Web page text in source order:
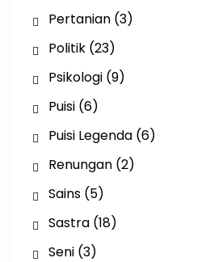
Pertanian(3)
Politik(23)
Psikologi(9)
Puisi(6)
Puisi Legenda(6)
Renungan(2)
Sains(5)
Sastra(18)
Seni(3)